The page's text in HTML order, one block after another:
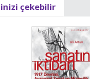
çekebilir